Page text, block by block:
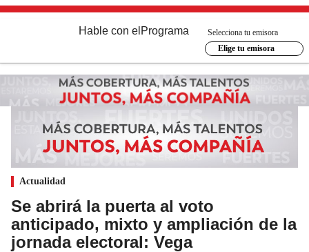
Hable con el Programa
Selecciona tu emisora
Elige tu emisora
Actualidad
Se abrirá la puerta al voto
anticipado, mixto y ampliación de la
jornada electoral: Vega